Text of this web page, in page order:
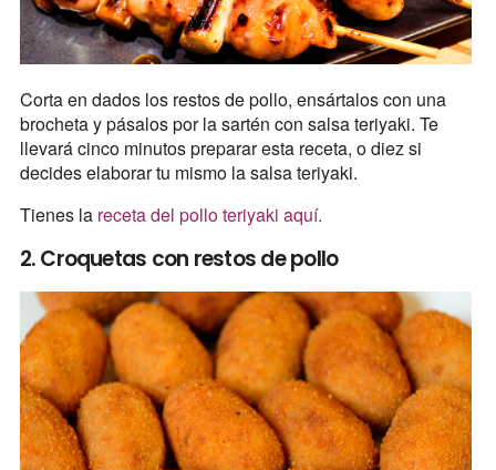
Corta en dados los restos de pollo, ensártalos con una
brocheta y pásalos por la sartén con salsa teriyaki. Te
llevará cinco minutos preparar esta receta, o diez si
decides elaborar tu mismo la salsa teriyaki.
Tienes la receta del pollo teriyaki aquí.
2. Croquetas con restos de pollo